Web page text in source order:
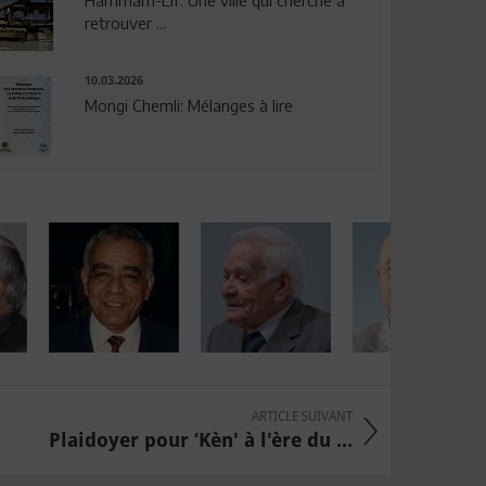
retrouver ...
10.03.2026
Mongi Chemli: Mélanges à lire
ARTICLE SUIVANT
Plaidoyer pour ‘Kèn' à l'ère du ...